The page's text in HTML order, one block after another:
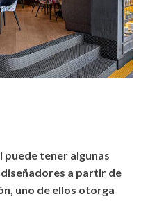
puede tener algunas
a partir de
uno de ellos otorga